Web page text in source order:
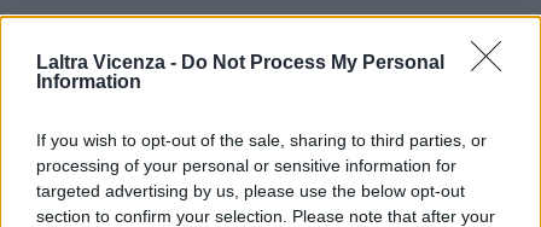
Laltra Vicenza - Do Not Process My Personal
Information
If you wish to opt-out of the sale, sharing to third parties, or
processing of your personal or sensitive information for
targeted advertising by us, please use the below opt-out
section to confirm your selection. Please note that after your
- Advertisement -
- Advertisement -
- Advertisement -